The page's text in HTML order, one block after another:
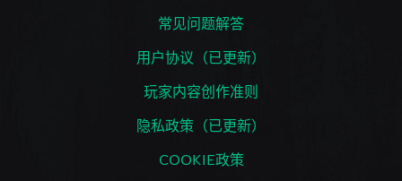
常见问题解答
用户协议（已更新）
玩家内容创作准则
隐私政策（已更新）
COOKIE政策